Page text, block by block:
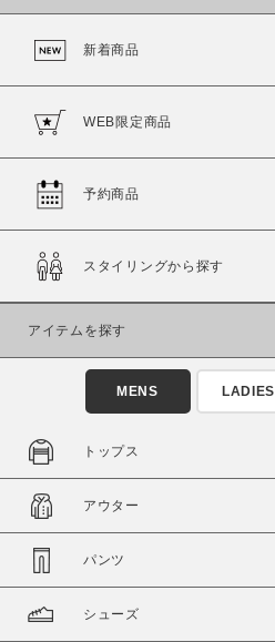
カラー
商品タイプ
通常商品
セール価格
在庫
在庫あり
新着商品
WEB限定商品
予約商品
スタイリングから探す
アイテムを探す
MENS LADIES
トップス
アウター
パンツ
シューズ